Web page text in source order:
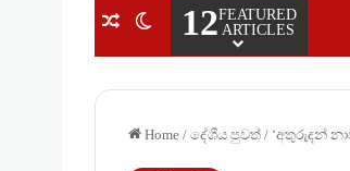
Random Article
Switch skin
12FEATURED
ARTICLES
Home / දේශීය පුවත් / ‘අතුරුදන්